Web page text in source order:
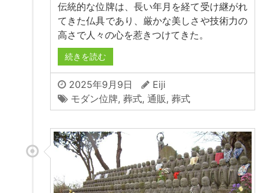
伝統的な位牌は、長い年月を経て受け継がれ
てきた仏具であり、厳かな美しさや技術力の
高さで人々の心を惹きつけてきた。
続きを読む
2025年9月9日
Eiji
モダン位牌, 葬式, 通販, 葬式